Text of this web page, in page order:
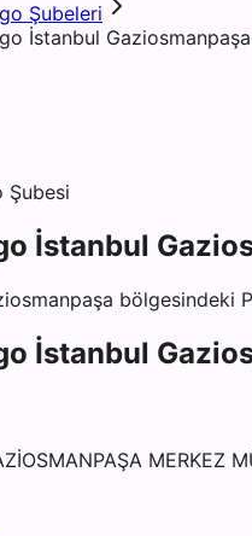
Şubeleri
İstanbul
Şubesi
İstanbul
bölgesindeki
İstanbul
MERKEZ